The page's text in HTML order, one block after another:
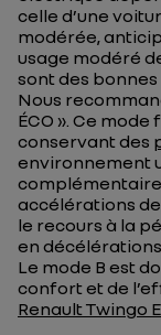
celle d’une
modérée,
usage modéré
sont des
Nous
ÉCO ». Ce
conservant des
environnement
accélérations
le recours à la
en
Le mode B est
confort et de
Renault Twingo